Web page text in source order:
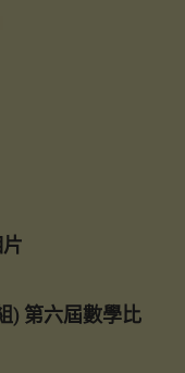
) 第六屆數學比